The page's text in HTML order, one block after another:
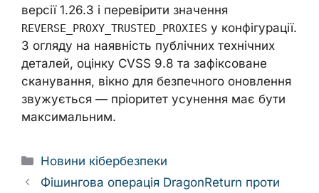
версії 1.26.3 і перевірити значення
REVERSE_PROXY_TRUSTED_PROXIES у конфігурації.
З огляду на наявність публічних технічних
деталей, оцінку CVSS 9.8 та зафіксоване
сканування, вікно для безпечного оновлення
звужується — пріоритет усунення має бути
максимальним.
Categories
Новини кібербезпеки
Фішингова операція DragonReturn проти